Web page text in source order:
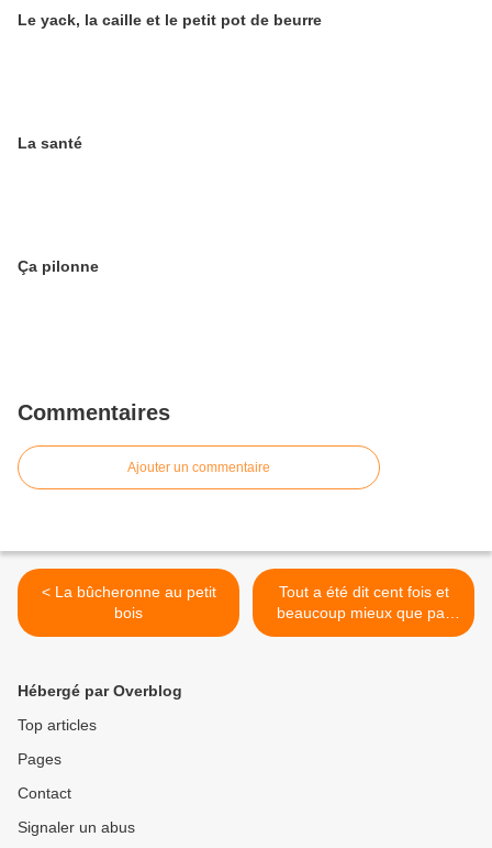
Le yack, la caille et le petit pot de beurre
La santé
Ça pilonne
Commentaires
Ajouter un commentaire
< La bûcheronne au petit
bois
Tout a été dit cent fois et
beaucoup mieux que par
moi >
Hébergé par Overblog
Top articles
Pages
Contact
Signaler un abus